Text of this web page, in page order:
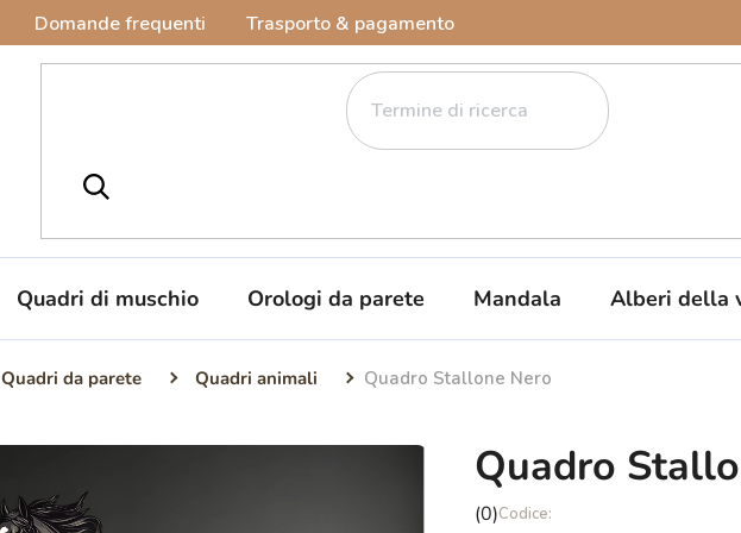
Domande frequenti Trasporto & pagamento
Quadri di muschio Orologi da parete Mandala Alberi della
Quadri da parete Quadri animali Quadro Stallone Nero
Quadro
La
(0)